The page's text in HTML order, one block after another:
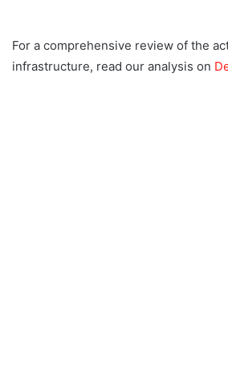
For a comprehensive review of the
infrastructure, read our analysis on